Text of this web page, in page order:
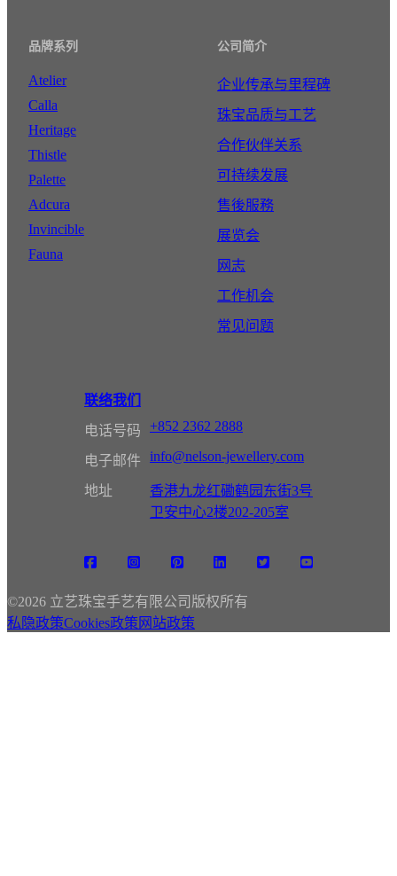
品牌系列
Atelier
Calla
Heritage
Thistle
Palette
Adcura
Invincible
Fauna
公司简介
企业传承与里程碑
珠宝品质与工艺
合作伙伴关系
可持续发展
售後服務
展览会
网志
工作机会
常见问题
联络我们
电话号码
+852 2362 2888
电子邮件 info@nelson-jewellery.com
地址
香港九龙红磡鹤园东街3号
卫安中心2楼202-205室
©2026 立艺珠宝手艺有限公司版权所有
私隐政策Cookies政策 网站政策